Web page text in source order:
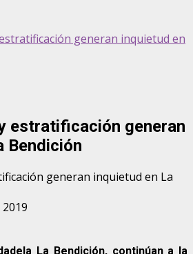
generan inquietud en
estratificación generan
Bendición
generan inquietud en La
La Bendición, continúan a la